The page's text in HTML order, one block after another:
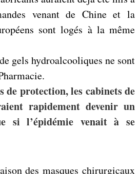
venant de Chine et la
sont logés à la même
gels hydroalcooliques ne sont
de protection, les cabinets de
rapidement devenir un
si l’épidémie venait à se
des masques chirurgicaux